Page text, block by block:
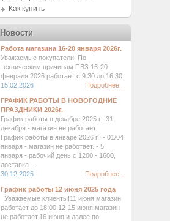
Как купить
Новости
Работа магазина 16-20 января 2026г.
Уважаемые покупатели! По
техническим причинам ПВЗ 16-20
февраля 2026 работает с 9.30 до 16.30.
15.02.2026
Подробнее...
ГРАФИК РАБОТЫ В НОВОГОДНИЕ
ПРАЗДНИКИ 2026г.
График работы в декабре 2025 г.: 31
декабря - магазин не работает.
График работы в январе 2026 г.: - 01/04
января - магазин не работает. - 5
января - рабочий день с 1200 - 1600,
доставка ...
30.12.2025
Подробнее...
График работы 12 июня 2025 года
Уважаемые клиенты!11 июня магазин
работает до 18:00.12-15 июня магазин
не работает.16 июня и далее по